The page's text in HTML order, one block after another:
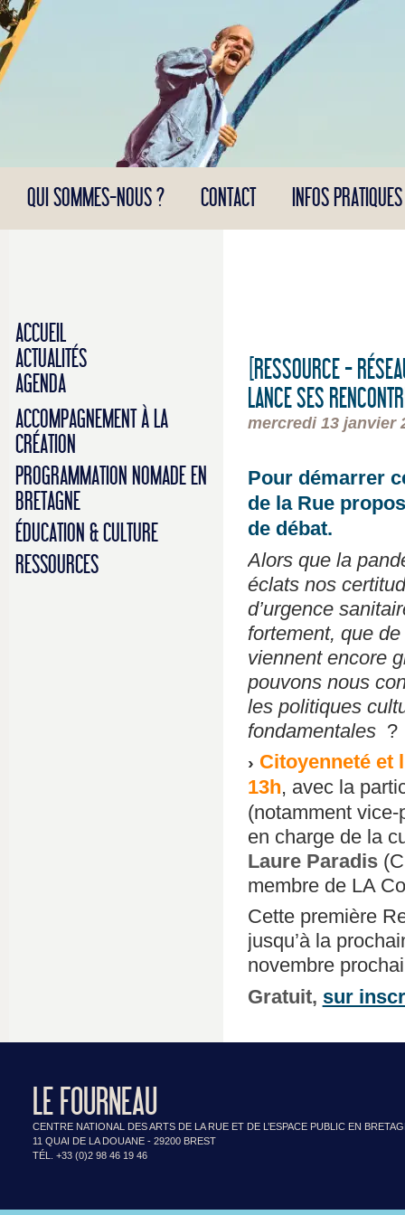
Panneau de gestion des cookies
QUI SOMMES-NOUS ? CONTACT INFOS PRATIQUES
ACCUEIL
ACTUALITÉS
AGENDA
ACCOMPAGNEMENT À LA
CRÉATION
PROGRAMMATION NOMADE EN
BRETAGNE
ÉDUCATION & CULTURE
RESSOURCES
[RESSOURCE -
LANCE SES
mercredi 13 janvier
Pour démarrer
de la Rue
de débat.
Alors que la
éclats nos
d’urgence
fortement, que
viennent encore
pouvons nous
les politiques
fondamentales ?
Citoyenneté et
13h, avec la
(notamment
en charge de la
Laure Paradis
membre de LA
Cette première
jusqu’à la
novembre
Gratuit, sur
LE FOURNEAU
CENTRE NATIONAL DES ARTS DE LA RUE ET DE L’ESPACE PUBLIC EN
11 QUAI DE LA DOUANE - 29200 BREST
TÉL. +33 (0)2 98 46 19 46